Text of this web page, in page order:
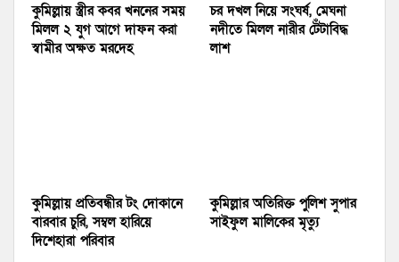
কুমিল্লায় স্ত্রীর কবর খননের সময়
মিলল ২ যুগ আগে দাফন করা
স্বামীর অক্ষত মরদেহ
চর দখল নিয়ে সংঘর্ষ, মেঘনা
নদীতে মিলল নারীর টেঁটাবিদ্ধ
লাশ
কুমিল্লায় প্রতিবন্ধীর টং দোকানে
বারবার চুরি, সম্বল হারিয়ে
দিশেহারা পরিবার
কুমিল্লার অতিরিক্ত পুলিশ সুপার
সাইফুল মালিকের মৃত্যু